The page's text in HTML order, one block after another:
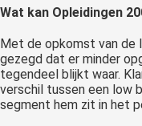
Wat kan Opleidingen
Met de opkomst van de
gezegd dat er minder
tegendeel blijkt waar.
verschil tussen een low
segment hem zit in het